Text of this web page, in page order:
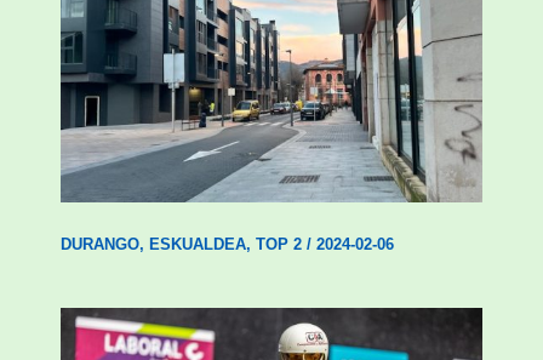
Udal etxebizitza tasatuei buruzko lehen
ordenantza izango du Durangok
DURANGO, ESKUALDEA, TOP 2/ 2024-02-06